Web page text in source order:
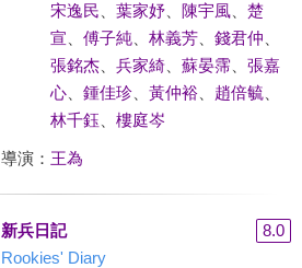
宋逸民
葉家妤、 陳宇風、 楚
宣
傅子純、 林義芳、 錢君仲
張銘杰、 兵家綺、 蘇晏霈、 張嘉
心、 鍾佳珍、 黃仲裕、 趙倍毓、
林千鈺
樓庭岑
導演： 王為
新兵日記
8.0
Rookies' Diary